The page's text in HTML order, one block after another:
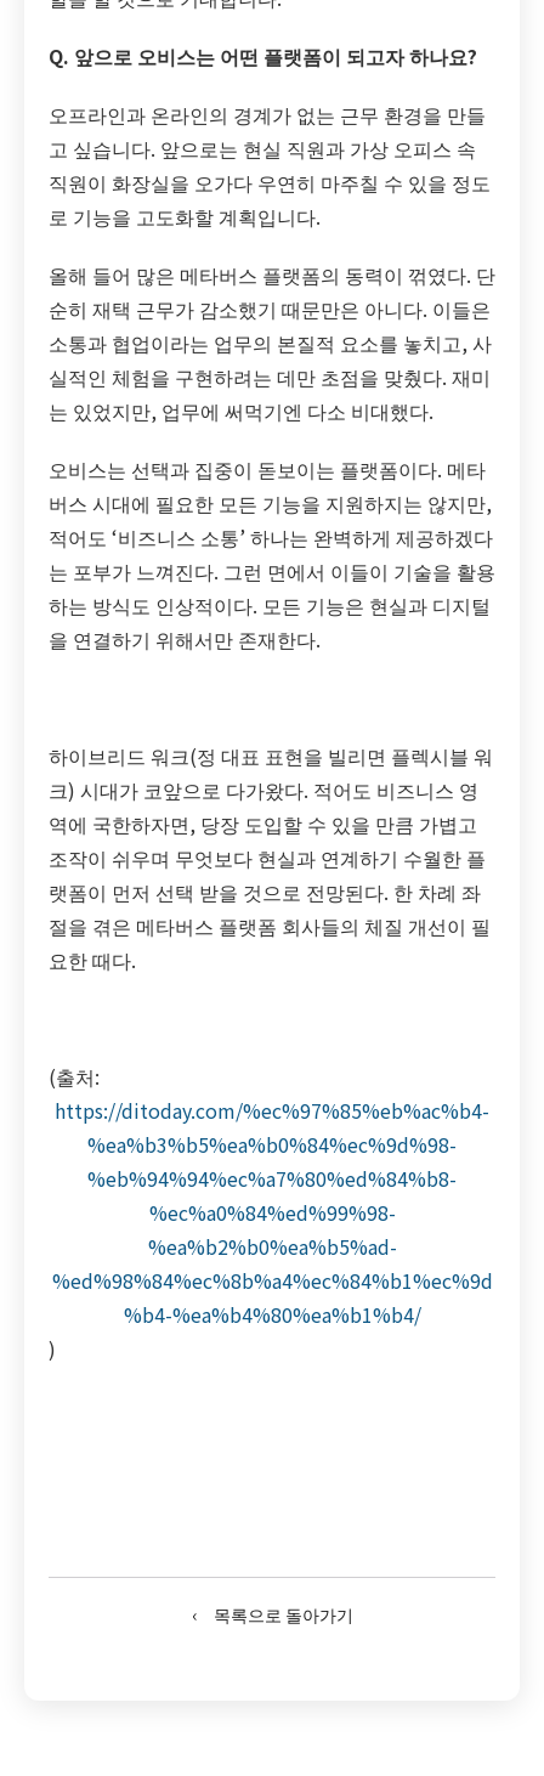
Q. 앞으로 오비스는 어떤 플랫폼이 되고자 하나요?
오프라인과 온라인의 경계가 없는 근무 환경을 만들
고 싶습니다. 앞으로는 현실 직원과 가상 오피스 속
직원이 화장실을 오가다 우연히 마주칠 수 있을 정도
로 기능을 고도화할 계획입니다.
올해 들어 많은 메타버스 플랫폼의 동력이 꺾였다. 단
순히 재택 근무가 감소했기 때문만은 아니다. 이들은
소통과 협업이라는 업무의 본질적 요소를 놓치고, 사
실적인 체험을 구현하려는 데만 초점을 맞췄다. 재미
는 있었지만, 업무에 써먹기엔 다소 비대했다.
오비스는 선택과 집중이 돋보이는 플랫폼이다. 메타
버스 시대에 필요한 모든 기능을 지원하지는 않지만,
적어도 ‘비즈니스 소통’ 하나는 완벽하게 제공하겠다
는 포부가 느껴진다. 그런 면에서 이들이 기술을 활용
하는 방식도 인상적이다. 모든 기능은 현실과 디지털
을 연결하기 위해서만 존재한다.
하이브리드 워크(정 대표 표현을 빌리면 플렉시블 워
크) 시대가 코앞으로 다가왔다. 적어도 비즈니스 영
역에 국한하자면, 당장 도입할 수 있을 만큼 가볍고
조작이 쉬우며 무엇보다 현실과 연계하기 수월한 플
랫폼이 먼저 선택 받을 것으로 전망된다. 한 차례 좌
절을 겪은 메타버스 플랫폼 회사들의 체질 개선이 필
요한 때다.
(출처:
https://ditoday.com/%ec%97%85%eb%ac%b4-
%ea%b3%b5%ea%b0%84%ec%9d%98-
%eb%94%94%ec%a7%80%ed%84%b8-
%ec%a0%84%ed%99%98-
%ea%b2%b0%ea%b5%ad-
%ed%98%84%ec%8b%a4%ec%84%b1%ec%9d
%b4-%ea%b4%80%ea%b1%b4/
)
‹ 목록으로 돌아가기